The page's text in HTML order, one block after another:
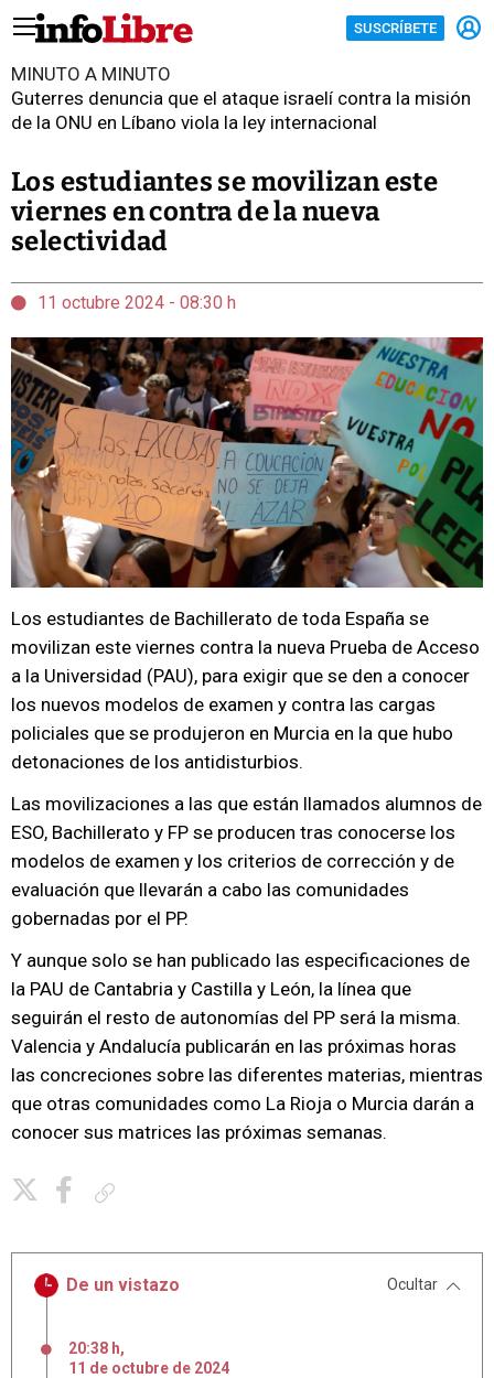
SUSCRÍBETE
MINUTO A MINUTO
Guterres denuncia que el ataque israelí contra la misión
de la ONU en Líbano viola la ley internacional
Los estudiantes se movilizan este
viernes en contra de la nueva
selectividad
11 octubre 2024 - 08:30 h
Los estudiantes de Bachillerato de toda España se
movilizan este viernes contra la nueva Prueba de Acceso
a la Universidad (PAU), para exigir que se den a conocer
los nuevos modelos de examen y contra las cargas
policiales que se produjeron en Murcia en la que hubo
detonaciones de los antidisturbios.
Las movilizaciones a las que están llamados alumnos de
ESO, Bachillerato y FP se producen tras conocerse los
modelos de examen y los criterios de corrección y de
evaluación que llevarán a cabo las comunidades
gobernadas por el PP.
Y aunque solo se han publicado las especificaciones de
la PAU de Cantabria y Castilla y León, la línea que
seguirán el resto de autonomías del PP será la misma.
Valencia y Andalucía publicarán en las próximas horas
las concreciones sobre las diferentes materias, mientras
que otras comunidades como La Rioja o Murcia darán a
conocer sus matrices las próximas semanas.
De un vistazo Ocultar
20:38 h,
11 de octubre de 2024